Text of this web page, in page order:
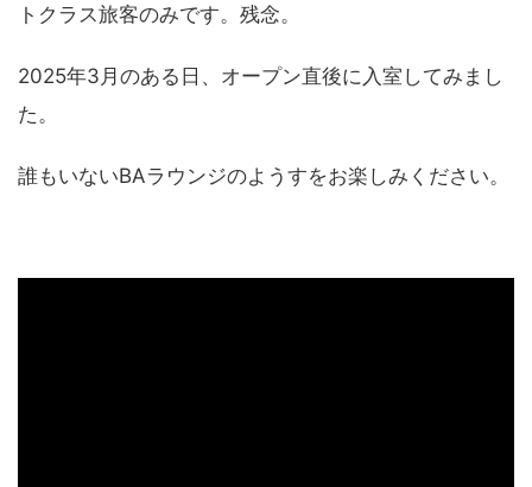
トクラス旅客のみです。残念。
2025年3月のある日、オープン直後に入室してみまし
た。
誰もいないBAラウンジのようすをお楽しみください。